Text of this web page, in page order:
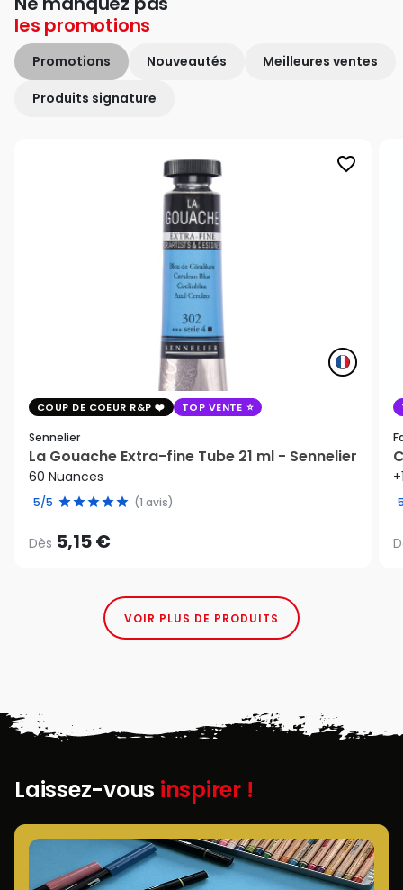
les promotions
Promotions Nouveautés Meilleures ventes
Produits signature
favorite_border
COUP DE COEUR R&P TOP VENTE
Sennelier
La Gouache Extra-fine Tube 21 ml - Sennelier
60 Nuances
5/5 (1 avis)
Dès 5,15 €
VOIR PLUS DE PRODUITS
Laissez-vous inspirer !